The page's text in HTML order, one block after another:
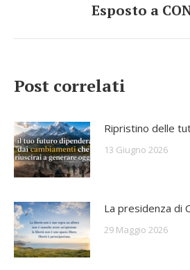
Esposto a
Post correlati
Ripristino delle
13 Giugno 2026
La presidenza di
29 Maggio 2026